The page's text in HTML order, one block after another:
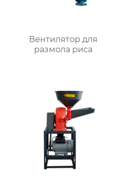
Вентилятор для
размола риса